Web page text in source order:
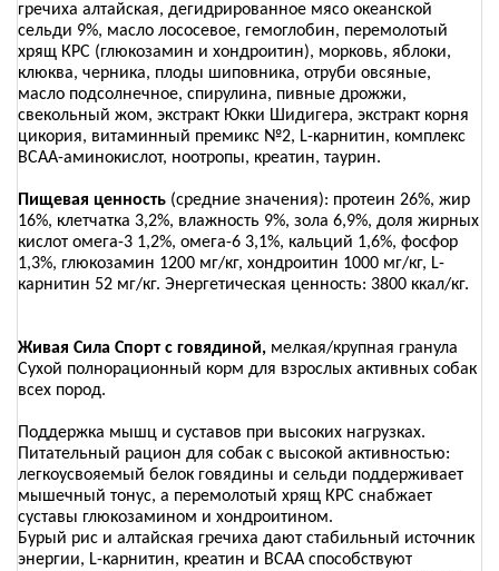
гречиха алтайская, дегидрированное мясо океанской
сельди 9%, масло лососевое, гемоглобин, перемолотый
хрящ КРС (глюкозамин и хондроитин), морковь, яблоки,
клюква, черника, плоды шиповника, отруби овсяные,
масло подсолнечное, спирулина, пивные дрожжи,
свекольный жом, экстракт Юкки Шидигера, экстракт корня
цикория, витаминный премикс №2, L-карнитин, комплекс
ВСАА-аминокислот, ноотропы, креатин, таурин.
Пищевая ценность (средние значения): протеин 26%, жир
16%, клетчатка 3,2%, влажность 9%, зола 6,9%, доля жирных
кислот омега-3 1,2%, омега-6 3,1%, кальций 1,6%, фосфор
1,3%, глюкозамин 1200 мг/кг, хондроитин 1000 мг/кг, L-
карнитин 52 мг/кг. Энергетическая ценность: 3800 ккал/кг.
Живая Сила Спорт с говядиной, мелкая/крупная гранула
Сухой полнорационный корм для взрослых активных собак
всех пород.
Поддержка мышц и суставов при высоких нагрузках.
Питательный рацион для собак с высокой активностью:
легкоусвояемый белок говядины и сельди поддерживает
мышечный тонус, а перемолотый хрящ КРС снабжает
суставы глюкозамином и хондроитином.
Бурый рис и алтайская гречиха дают стабильный источник
энергии, L-карнитин, креатин и ВСАА способствуют